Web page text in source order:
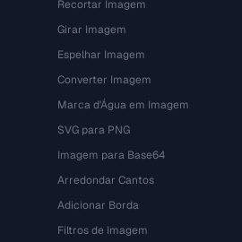
Recortar Imagem
Girar Imagem
Espelhar Imagem
Converter Imagem
Marca d'Água em Imagem
SVG para PNG
Imagem para Base64
Arredondar Cantos
Adicionar Borda
Filtros de Imagem